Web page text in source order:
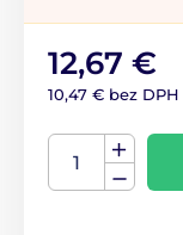
12,67 €
10,47 € bez DPH